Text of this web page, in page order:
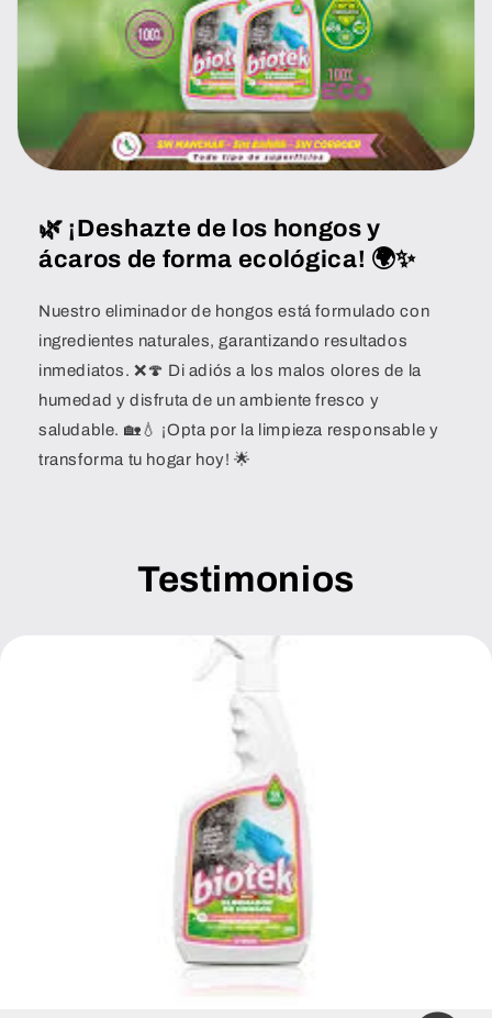
🌿 ¡Deshazte de los hongos y
ácaros de forma ecológica! 🌍✨
Nuestro eliminador de hongos está formulado con
ingredientes naturales, garantizando resultados
inmediatos. ❌🍄 Di adiós a los malos olores de la
humedad y disfruta de un ambiente fresco y
saludable. 🏡💧 ¡Opta por la limpieza responsable y
transforma tu hogar hoy! 🌟
Testimonios